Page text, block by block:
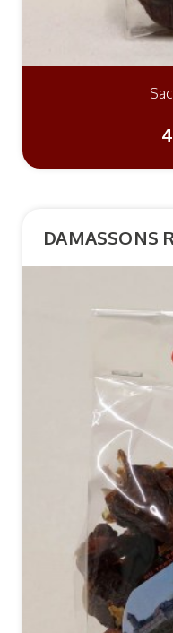
DAMASSONS